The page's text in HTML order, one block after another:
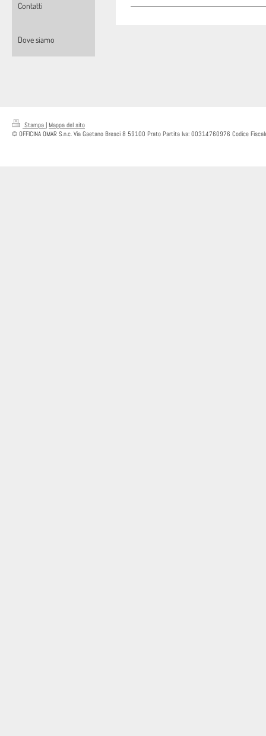
Contatti
Dove siamo
Stampa | Mappa del sito
© OFFICINA OMAR S.n.c. Via Gaetano Bresci 8 59100 Prato Partita Iva: 00314760976 Codice